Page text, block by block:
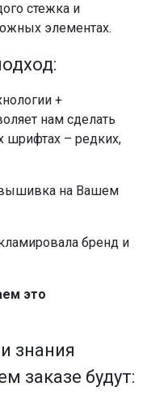
стежка и
элементах.
+
нам сделать
– редких,
на Вашем
бренд и
это
знания
заказе будут: